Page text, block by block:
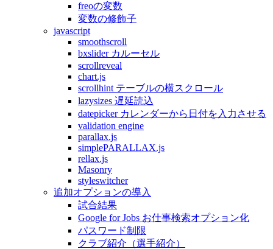
freoの変数
変数の修飾子
javascript
smoothscroll
bxslider カルーセル
scrollreveal
chart.js
scrollhint テーブルの横スクロール
lazysizes 遅延読込
datepicker カレンダーから日付を入力させる
validation engine
parallax.js
simplePARALLAX.js
rellax.js
Masonry
styleswitcher
追加オプションの導入
試合結果
Google for Jobs お仕事検索オプション化
パスワード制限
クラブ紹介（選手紹介）